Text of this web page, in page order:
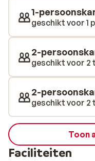
1-
geschikt voor 1
2-
geschikt voor 2
2-
geschikt voor 2
Toon
Faciliteiten